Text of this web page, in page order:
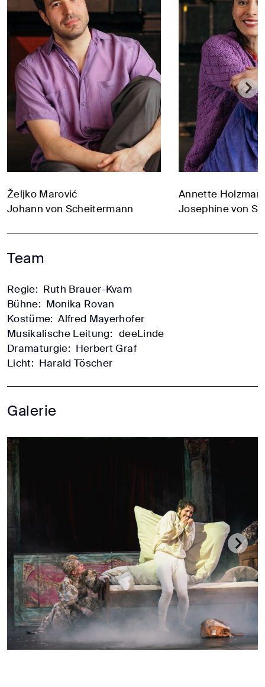
Željko Marović
Johann von Scheitermann
Annette
Josephine von
Team
Regie: Ruth Brauer-Kvam
Bühne: Monika Rovan
Kostüme: Alfred Mayerhofer
Musikalische Leitung: deeLinde
Dramaturgie: Herbert Graf
Licht: Harald Töscher
Galerie